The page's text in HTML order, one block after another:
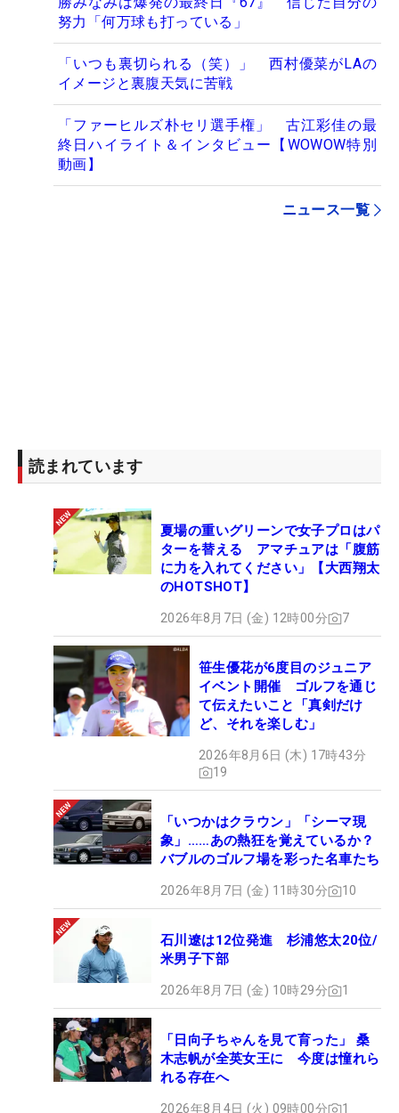
努力「何万球も打っている」
「いつも裏切られる（笑）」 西村優菜がLAの
イメージと裏腹天気に苦戦
「ファーヒルズ朴セリ選手権」 古江彩佳の最
終日ハイライト＆インタビュー【WOWOW特別
動画】
ニュース一覧
読まれています
夏場の重いグリーンで女子プロはパ
ターを替える アマチュアは「腹筋
に力を入れてください」【大西翔太
のHOTSHOT】
2026年8月7日 (金) 12時00分 7
笹生優花が6度目のジュニア
イベント開催 ゴルフを通じ
て伝えたいこと「真剣だけ
ど、それを楽しむ」
2026年8月6日 (木) 17時43分
19
「いつかはクラウン」「シーマ現
象」……あの熱狂を覚えているか？
バブルのゴルフ場を彩った名車たち
2026年8月7日 (金) 11時30分 10
石川遼は12位発進 杉浦悠太20位/
米男子下部
2026年8月7日 (金) 10時29分 1
「日向子ちゃんを見て育った」 桑
木志帆が全英女王に 今度は憧れら
れる存在へ
2026年8月4日 (火) 09時00分 1